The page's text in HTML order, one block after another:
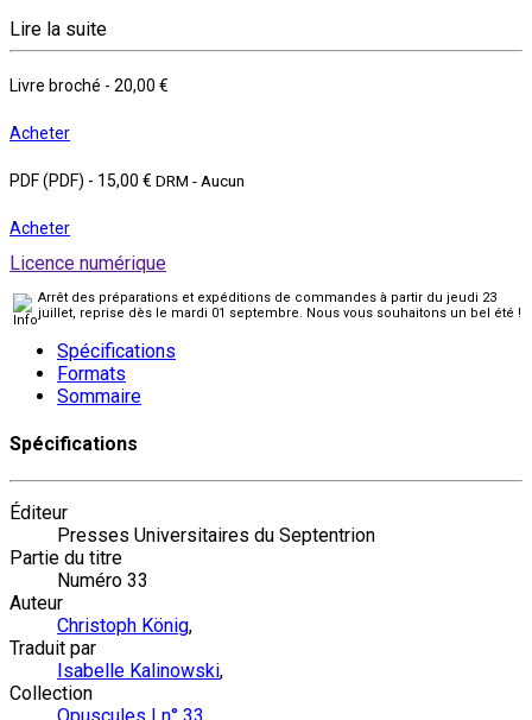
Lire la suite
Livre broché - 20,00 €
Acheter
PDF (PDF) - 15,00 € DRM - Aucun
Acheter
Licence numérique
Arrêt des préparations et expéditions de commandes à partir du jeudi 23
juillet, reprise dès le mardi 01 septembre. Nous vous souhaitons un bel été !
Spécifications
Formats
Sommaire
Spécifications
Éditeur
Presses Universitaires du Septentrion
Partie du titre
Numéro 33
Auteur
Christoph König,
Traduit par
Isabelle Kalinowski,
Collection